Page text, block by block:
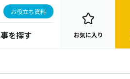
お役立ち資料
を探す お気に入り